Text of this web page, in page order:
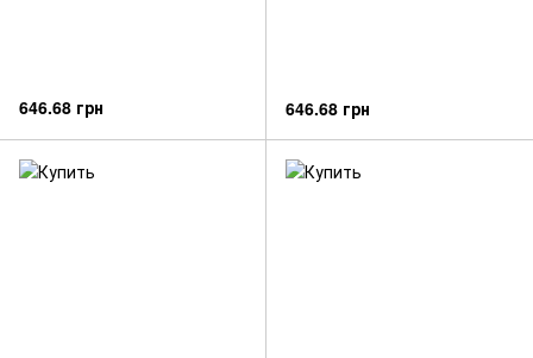
646.68 грн 646.68 грн